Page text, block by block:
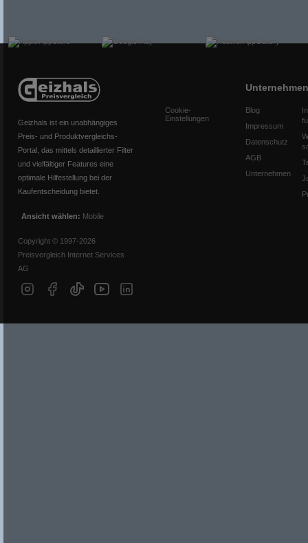
Geizhals ist ein unabhängiges
Preis- und Produktvergleichs-
Portal, das mittels detaillierter Filter
und vielfältiger Features eine
optimale Hilfestellung bei der
Kaufentscheidung bietet.
Ansicht wählen: Mobile
Copyright © 1997-2026
Preisvergleich Internet Services
AG
Cookie-
Einstellungen
Unternehmen
Blog
Impressum
Datenschutz
AGB
Unternehmen